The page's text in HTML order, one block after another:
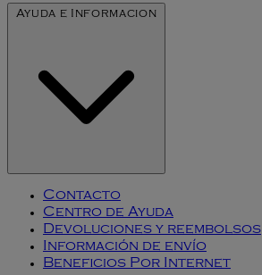
Ayuda e Informacion
Contacto
Centro de Ayuda
Devoluciones y reembolsos
Información de envío
Beneficios Por Internet